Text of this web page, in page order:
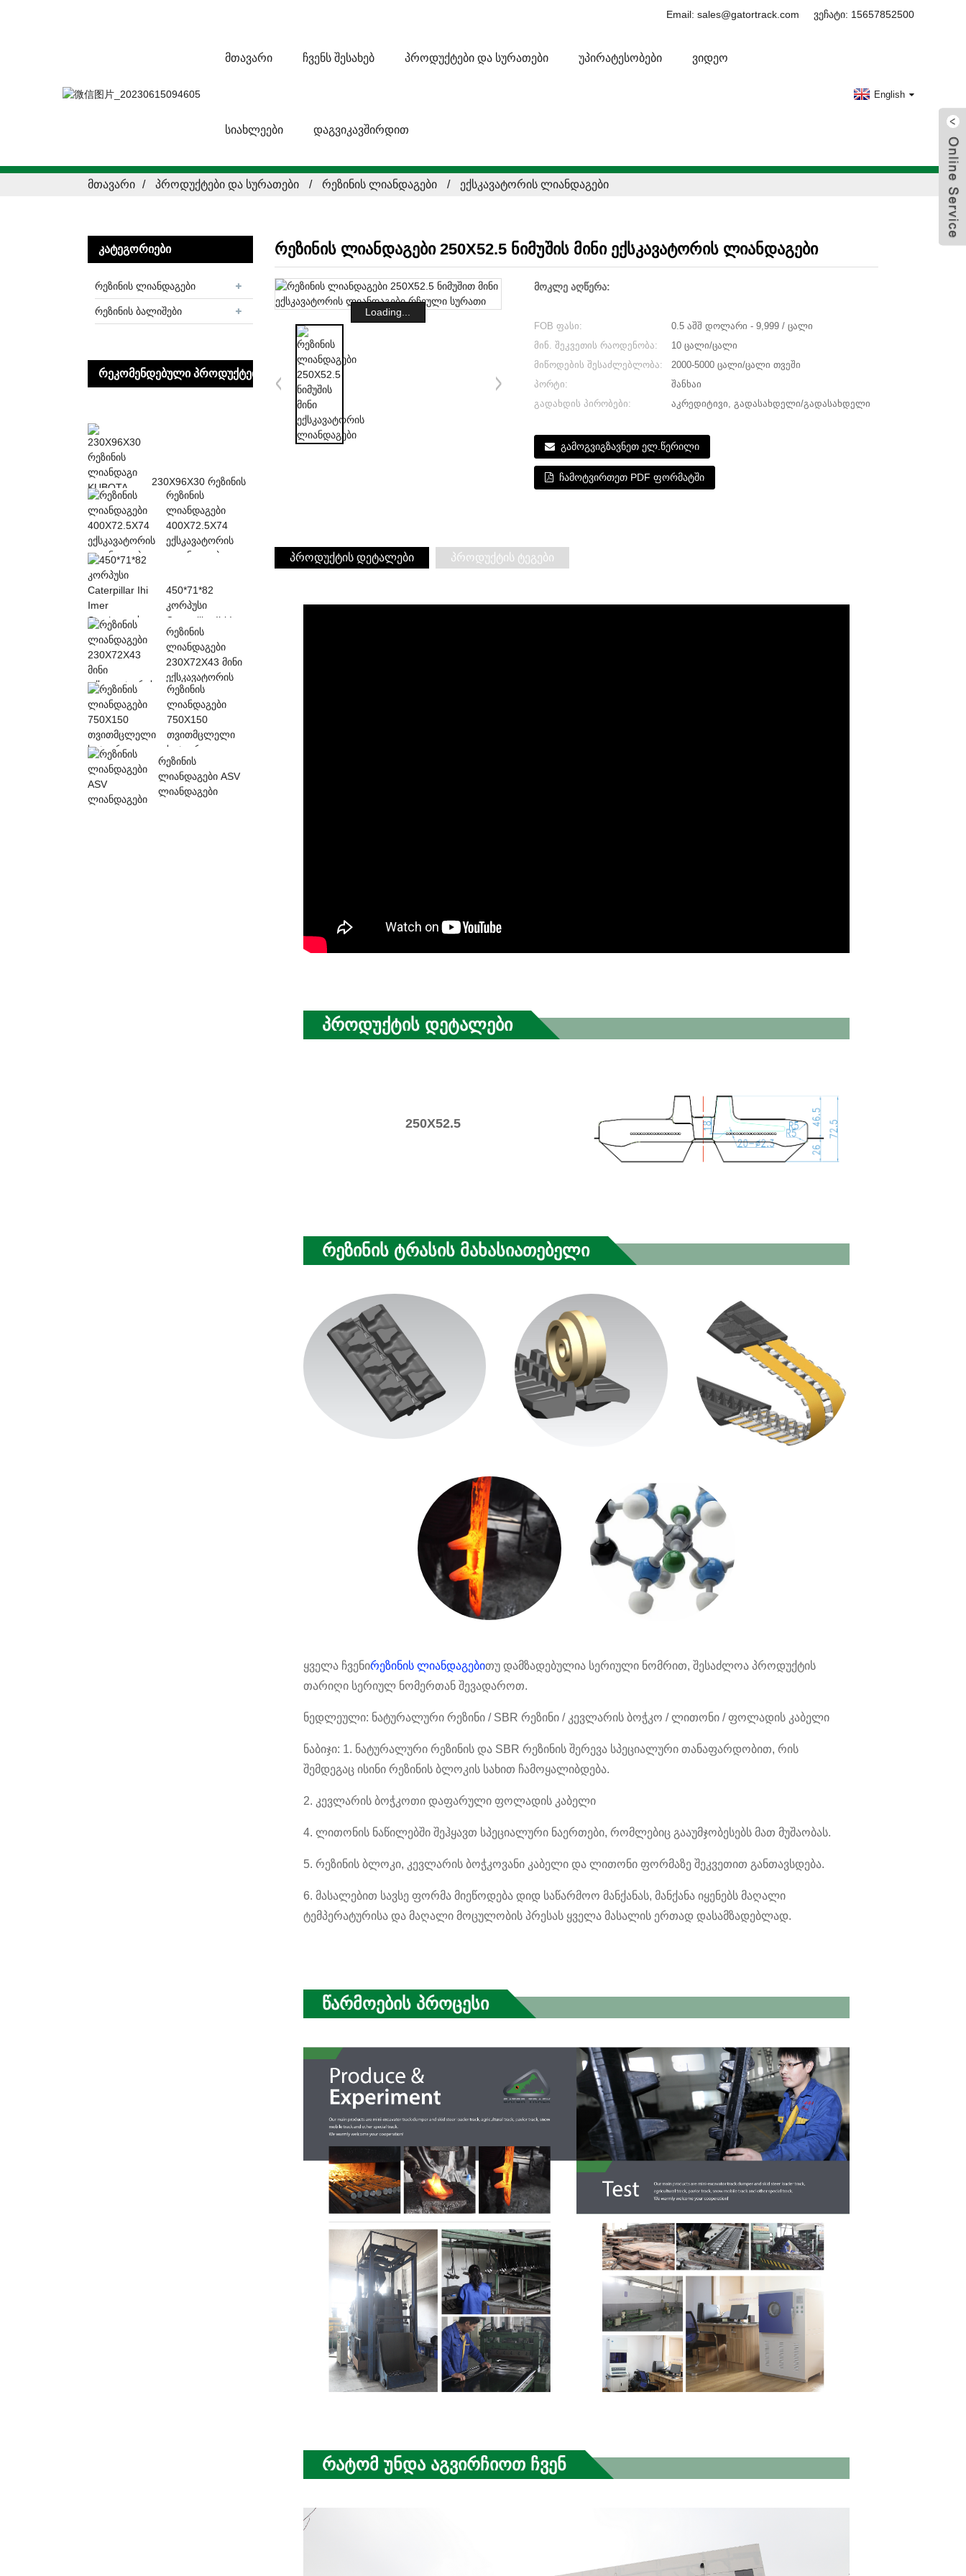
Email: sales@gatortrack.com ვეჩატი: 15657852500
ᲛᲗᲐᲕᲐᲠᲘ ᲩᲕᲔᲜᲡ ᲨᲔᲡᲐᲮᲔᲑ ᲞᲠᲝᲓᲣᲥᲢᲔᲑᲘ ᲓᲐ ᲡᲣᲠᲐᲗᲔᲑᲘ ᲣᲞᲘᲠᲐᲢᲔᲡᲝᲑᲔᲑᲘ ᲕᲘᲓᲔᲝ
ᲡᲘᲐᲮᲚᲔᲔᲑᲘ ᲓᲐᲒᲕᲘᲙᲐᲕᲨᲘᲠᲓᲘᲗ
English
ᲛᲗᲐᲕᲐᲠᲘ ᲞᲠᲝᲓᲣᲥᲢᲔᲑᲘ ᲓᲐ ᲡᲣᲠᲐᲗᲔᲑᲘ ᲠᲔᲖᲘᲜᲘᲡ ᲚᲘᲐᲜᲓᲐᲒᲔᲑᲘ ᲔᲥᲡᲙᲐᲕᲐᲢᲝᲠᲘᲡ ᲚᲘᲐᲜᲓᲐᲒᲔᲑᲘ
ᲙᲐᲢᲔᲒᲝᲠᲘᲔᲑᲘ
რეზინის ლიანდაგები
რეზინის ბალიშები
ᲠᲔᲙᲝᲛᲔᲜᲓᲔᲑᲣᲚᲘ ᲞᲠᲝᲓᲣᲥᲢᲔᲑᲘ
230X96X30 რეზინის
ლიანდაგი KUBOTA
K013 K015 KN36
KH0-სთვის...
რეზინის
ლიანდაგები
400X72.5X74
ექსკავატორის
ლიანდაგები
450*71*82
კორპუსი
Caterpillar Ihi Imer
Sumitomo Rubber
...
რეზინის
ლიანდაგები
230X72X43 მინი
ექსკავატორის
ლიანდაგები
რეზინის
ლიანდაგები
750X150
თვითმცლელი
სატვირთო
ლიანდაგები
რეზინის
ლიანდაგები ASV
ლიანდაგები
რეზინის ლიანდაგები 250X52.5 ნიმუშის მინი ექსკავატორის ლიანდაგები
Loading...
მოკლე აღწერა:
FOB ფასი:
0.5 აშშ დოლარი - 9,999 / ცალი
მინ. შეკვეთის რაოდენობა:
10 ცალი/ცალი
მიწოდების შესაძლებლობა:
2000-5000 ცალი/ცალი თვეში
პორტი:
შანხაი
გადახდის პირობები:
აკრედიტივი, გადასახდელი/გადასახდელი
გამოგვიგზავნეთ ელ.წერილი
ჩამოტვირთეთ PDF ფორმატში
პროდუქტის დეტალები პროდუქტის ტეგები
Პროდუქტის Დეტალები
250X52.5
Რეზინის Ტრასის Მახასიათებელი
ყველა ჩვენირეზინის ლიანდაგებითუ დამზადებულია სერიული ნომრით, შესაძლოა პროდუქტის
თარიღი სერიულ ნომერთან შევადაროთ.
ნედლეული: ნატურალური რეზინი / SBR რეზინი / კევლარის ბოჭკო / ლითონი / ფოლადის კაბელი
ნაბიჯი: 1. ნატურალური რეზინის და SBR რეზინის შერევა სპეციალური თანაფარდობით, რის
შემდეგაც ისინი რეზინის ბლოკის სახით ჩამოყალიბდება.
2. კევლარის ბოჭკოთი დაფარული ფოლადის კაბელი
4. ლითონის ნაწილებში შეჰყავთ სპეციალური ნაერთები, რომლებიც გააუმჯობესებს მათ მუშაობას.
5. რეზინის ბლოკი, კევლარის ბოჭკოვანი კაბელი და ლითონი ფორმაზე შეკვეთით განთავსდება.
6. მასალებით სავსე ფორმა მიეწოდება დიდ საწარმოო მანქანას, მანქანა იყენებს მაღალი
ტემპერატურისა და მაღალი მოცულობის პრესას ყველა მასალის ერთად დასამზადებლად.
Წარმოების Პროცესი
Რატომ Უნდა Აგვირჩიოთ Ჩვენ